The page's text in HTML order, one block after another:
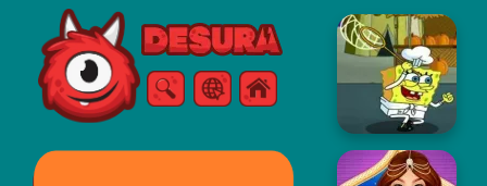
Free Online Games
CăutareMeniul